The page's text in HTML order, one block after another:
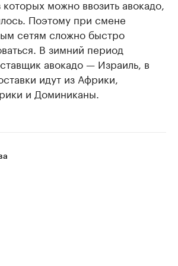
можно ввозить авокадо,
Поэтому при смене
сетям сложно быстро
В зимний период
авокадо — Израиль, в
идут из Африки,
и Доминиканы.